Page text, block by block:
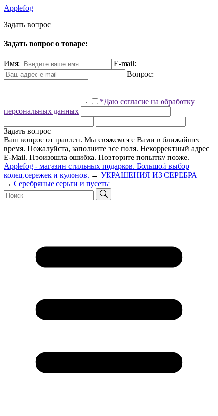
Applefog
Задать вопрос
Задать вопрос о товаре:
Имя:
E-mail:
Вопрос:
*Даю согласие на обработку
персональных данных
Задать вопрос
Ваш вопрос отправлен. Мы свяжемся с Вами в ближайшее
время. Пожалуйста, заполните все поля. Некорректный адрес
E-Mail. Произошла ошибка. Повторите попытку позже.
Applefog - магазин стильных подарков. Большой выбор
колец,сережек и кулонов. → УКРАШЕНИЯ ИЗ СЕРЕБРА
→ Серебряные серьги и пусеты